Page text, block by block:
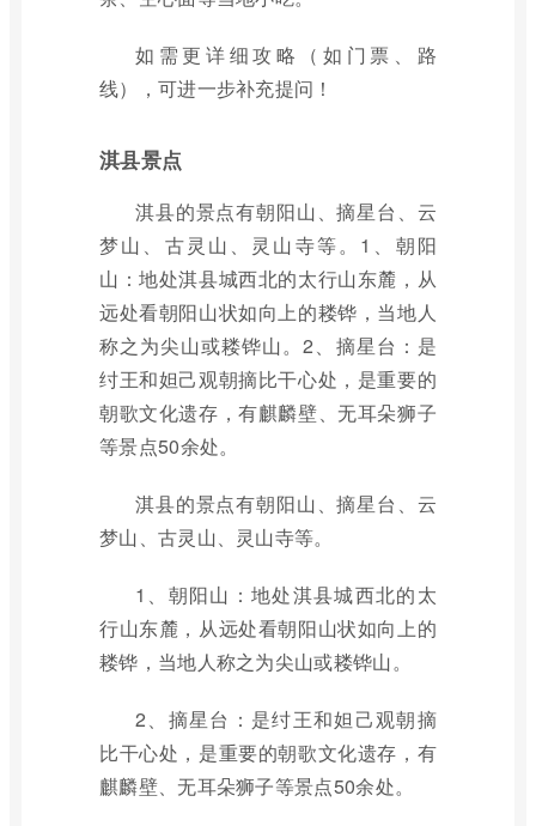
如需更详细攻略（如门票、路
线），可进一步补充提问！
淇县景点
淇县的景点有朝阳山、摘星台、云
梦山、古灵山、灵山寺等。1、朝阳
山：地处淇县城西北的太行山东麓，从
远处看朝阳山状如向上的耧铧，当地人
称之为尖山或耧铧山。2、摘星台：是
纣王和妲己观朝摘比干心处，是重要的
朝歌文化遗存，有麒麟壁、无耳朵狮子
等景点50余处。
淇县的景点有朝阳山、摘星台、云
梦山、古灵山、灵山寺等。
1、朝阳山：地处淇县城西北的太
行山东麓，从远处看朝阳山状如向上的
耧铧，当地人称之为尖山或耧铧山。
2、摘星台：是纣王和妲己观朝摘
比干心处，是重要的朝歌文化遗存，有
麒麟壁、无耳朵狮子等景点50余处。